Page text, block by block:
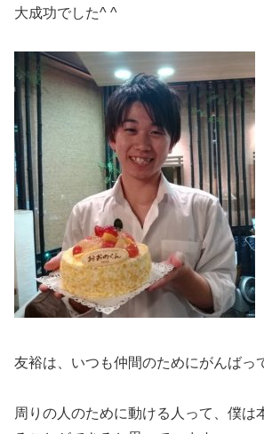
大成功でした^ ^
友裕は、いつも仲間のためにがんばっ
周りの人のために動ける人って、僕は